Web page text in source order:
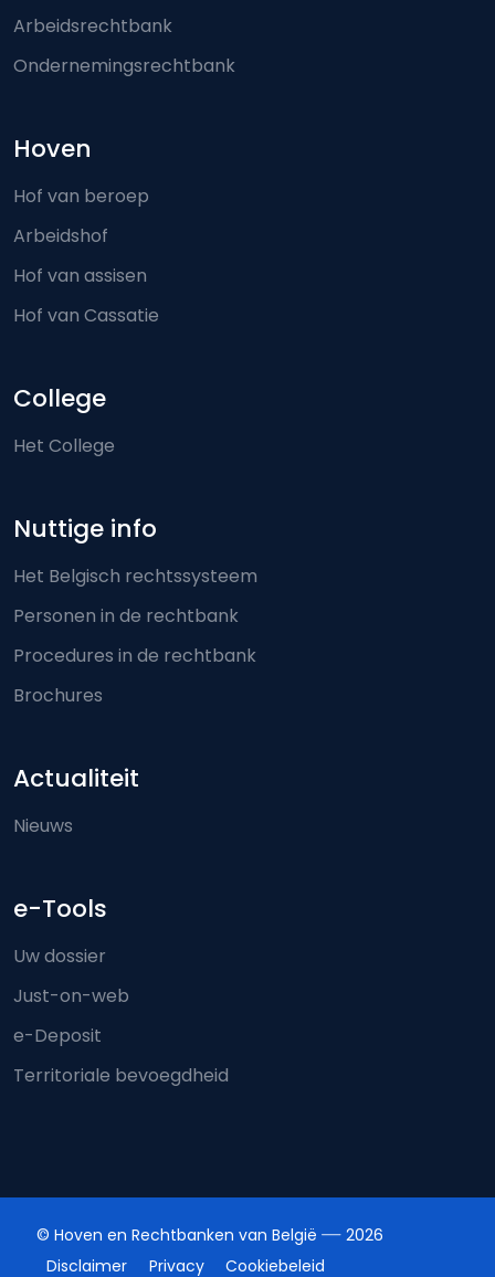
Arbeidsrechtbank
Ondernemingsrechtbank
Hoven
Hof van beroep
Arbeidshof
Hof van assisen
Hof van Cassatie
College
Het College
Nuttige info
Het Belgisch rechtssysteem
Personen in de rechtbank
Procedures in de rechtbank
Brochures
Actualiteit
Nieuws
e-Tools
Uw dossier
Just-on-web
e-Deposit
Territoriale bevoegdheid
© Hoven en Rechtbanken van België
2026
Disclaimer
Privacy Cookiebeleid